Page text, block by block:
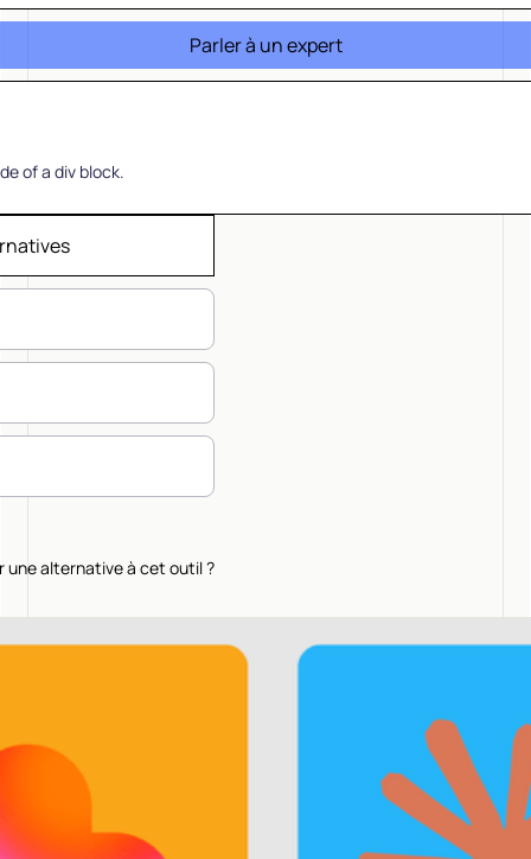
Parler à un expert
of a div block.
une alternative à cet outil ?